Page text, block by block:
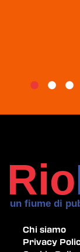
Chi siamo
Privacy